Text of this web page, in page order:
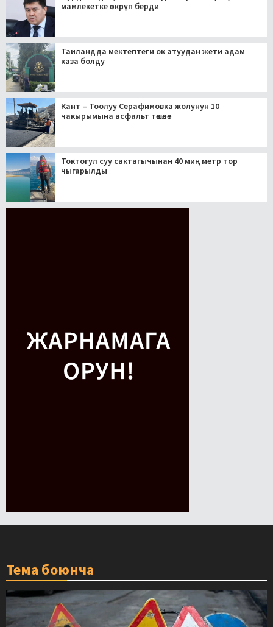
мамлекетке өткөрүп берди
Таиландда мектептеги ок атуудан жети адам
каза болду
Кант – Тоолуу Серафимовка жолунун 10
чакырымына асфальт төшөлөт
Токтогул суу сактагычынан 40 миң метр тор
чыгарылды
Тема боюнча